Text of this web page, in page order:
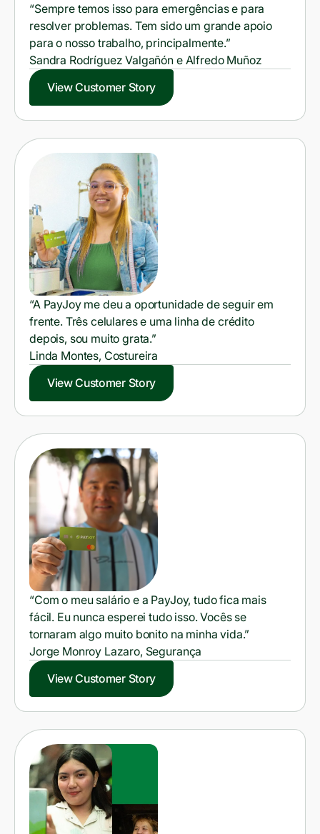
“Sempre temos isso para emergências e para
resolver problemas. Tem sido um grande apoio
para o nosso trabalho, principalmente.”
Sandra Rodríguez Valgañón e Alfredo Muñoz
View Customer Story
“A PayJoy me deu a oportunidade de seguir em
frente. Três celulares e uma linha de crédito
depois, sou muito grata.”
Linda Montes, Costureira
View Customer Story
“Com o meu salário e a PayJoy, tudo fica mais
fácil. Eu nunca esperei tudo isso. Vocês se
tornaram algo muito bonito na minha vida.”
Jorge Monroy Lazaro, Segurança
View Customer Story